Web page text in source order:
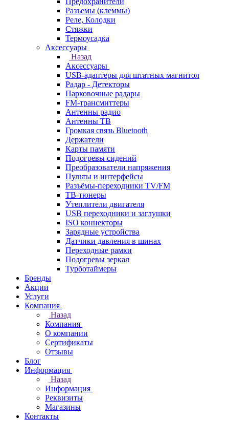
Разъемы (клеммы)
Реле, Колодки
Стяжки
Термоусадка
Аксессуары
Назад
Аксессуары
USB-адаптеры для штатных магнитол
Радар - Детекторы
Парковочные радары
FM-трансмиттеры
Антенны радио
Антенны ТВ
Громкая связь Bluetooth
Держатели
Карты памяти
Подогревы сидений
Преобразователи напряжения
Пульты и интерфейсы
Разъёмы-переходники TV/FM
ТВ-тюнеры
Утеплители двигателя
USB переходники и заглушки
ISO коннекторы
Зарядные устройства
Датчики давления в шинах
Переходные рамки
Подогревы зеркал
Турботаймеры
Бренды
Акции
Услуги
Компания
Назад
Компания
О компании
Сертификаты
Отзывы
Блог
Информация
Назад
Информация
Реквизиты
Магазины
Контакты